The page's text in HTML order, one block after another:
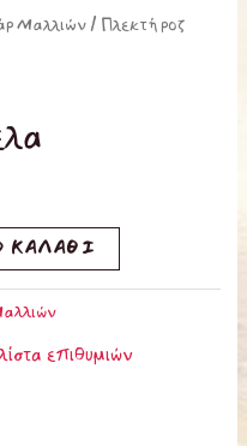
Μαλλιών/ Πλεκτή ροζ
ΚΑΛΆΘΙ
επιθυμιών